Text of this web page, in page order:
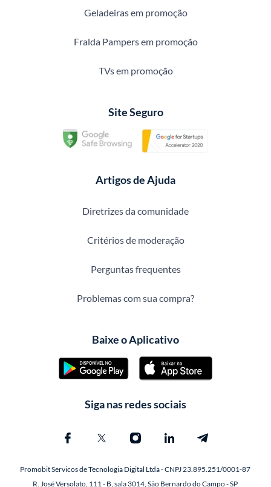
Geladeiras em promoção
Fralda Pampers em promoção
TVs em promoção
Site Seguro
Artigos de Ajuda
Diretrizes da comunidade
Critérios de moderação
Perguntas frequentes
Problemas com sua compra?
Baixe o Aplicativo
Siga nas redes sociais
Promobit Servicos de Tecnologia Digital Ltda - CNPJ 23.895.251/0001-87
R. José Versolato, 111 - B, sala 3014, São Bernardo do Campo - SP